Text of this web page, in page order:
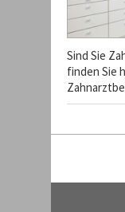
Sind Sie
finden Sie